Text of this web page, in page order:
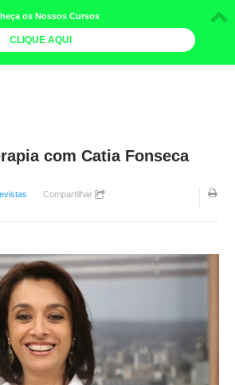
A NATUREZA
com Catia Fonseca
Compartilhar
os Nossos Cursos
CLIQUE AQUI